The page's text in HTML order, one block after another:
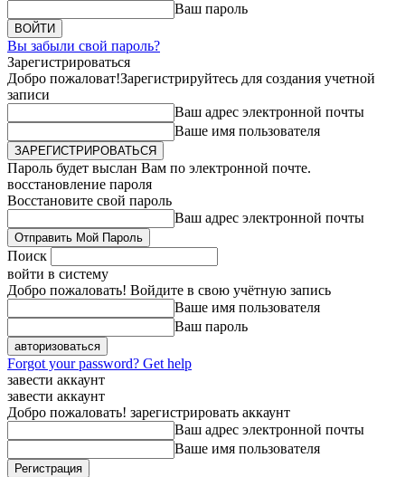
Ваш пароль
Вы забыли свой пароль?
Зарегистрироваться
Добро пожаловат!Зарегистрируйтесь для создания учетной
записи
Ваш адрес электронной почты
Ваше имя пользователя
Пароль будет выслан Вам по электронной почте.
восстановление пароля
Восстановите свой пароль
Ваш адрес электронной почты
Поиск
войти в систему
Добро пожаловать! Войдите в свою учётную запись
Ваше имя пользователя
Ваш пароль
Forgot your password? Get help
завести аккаунт
завести аккаунт
Добро пожаловать! зарегистрировать аккаунт
Ваш адрес электронной почты
Ваше имя пользователя